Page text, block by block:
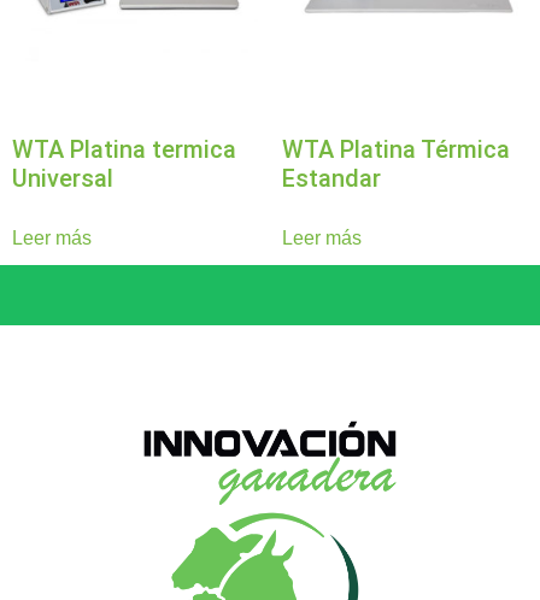
WTA Platina termica
Universal
Leer más
WTA Platina Térmica
Estandar
Leer más